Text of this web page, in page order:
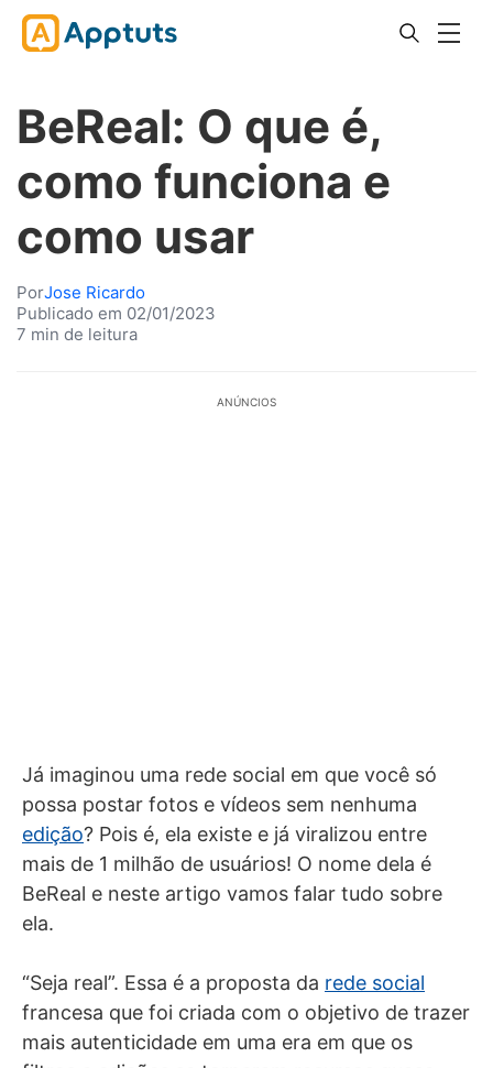
BeReal: O que é,
como funciona e
como usar
PorJose Ricardo
Publicado em 02/01/2023
7 min de leitura
ANÚNCIOS
Já imaginou uma rede social em que você só
possa postar fotos e vídeos sem nenhuma
edição? Pois é, ela existe e já viralizou entre
mais de 1 milhão de usuários! O nome dela é
BeReal e neste artigo vamos falar tudo sobre
ela.
“Seja real”. Essa é a proposta da rede social
francesa que foi criada com o objetivo de trazer
mais autenticidade em uma era em que os